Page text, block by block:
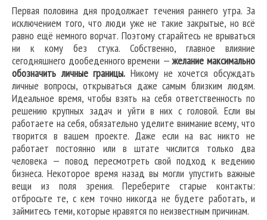
Первая половина дня продолжает течения раннего утра. За
исключением того, что люди уже не такие закрытые, но всё
равно ещё немного ворчат. Поэтому старайтесь не врываться
ни к кому без стука. Собственно, главное влияние
сегодняшнего дообеденного времени —желание максимально
обозначить личные границы. Никому не хочется обсуждать
личные вопросы, открываться даже самым близким людям.
Идеальное время, чтобы взять на себя ответственность по
решению крупных задач и уйти в них с головой. Если вы
работаете на себя, обязательно уделите внимание всему, что
творится в вашем проекте. Даже если на вас никто не
работает постоянно или в штате числится только два
человека — повод пересмотреть свой подход к ведению
бизнеса. Некоторое время назад вы могли упустить важные
вещи из поля зрения. Переберите старые контакты:
отбросьте те, с кем точно никогда не будете работать, и
займитесь теми, которые нравятся по неизвестным причинам.